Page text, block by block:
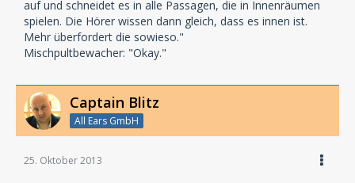
auf und schneidet es in alle Passagen, die in Innenräumen
spielen. Die Hörer wissen dann gleich, dass es innen ist.
Mehr überfordert die sowieso."
Mischpultbewacher: "Okay."
Captain Blitz
All Ears GmbH
25. Oktober 2013